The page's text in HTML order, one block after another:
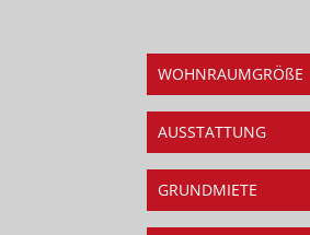
WOHNRAUMGRÖßE
AUSSTATTUNG
GRUNDMIETE